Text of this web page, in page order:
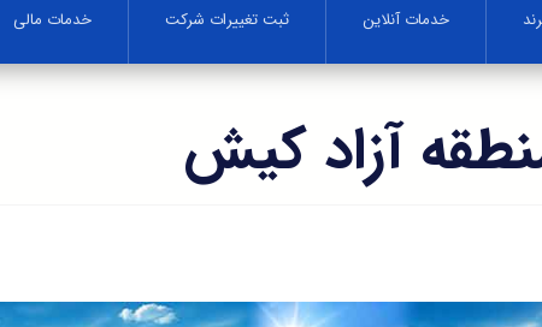
خدمات آنلاین ثبت تغییرات شرکت خدمات مالی
آزاد کیش